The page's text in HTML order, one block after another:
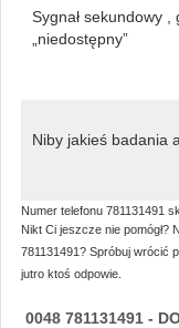
Sygnał sekundowy
„niedostępny”
Niby jakieś badania
Numer telefonu 781131491
Nikt Ci jeszcze nie pomógł?
781131491? Spróbuj wrócić
jutro ktoś odpowie.
0048 781131491 -